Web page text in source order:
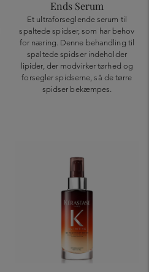
Ends Serum
Et ultraforseglende serum til
spaltede spidser, som har behov
for næring. Denne behandling til
spaltede spidser indeholder
lipider, der modvirker tørhed og
forsegler spidserne, så de tørre
spidser bekæmpes.